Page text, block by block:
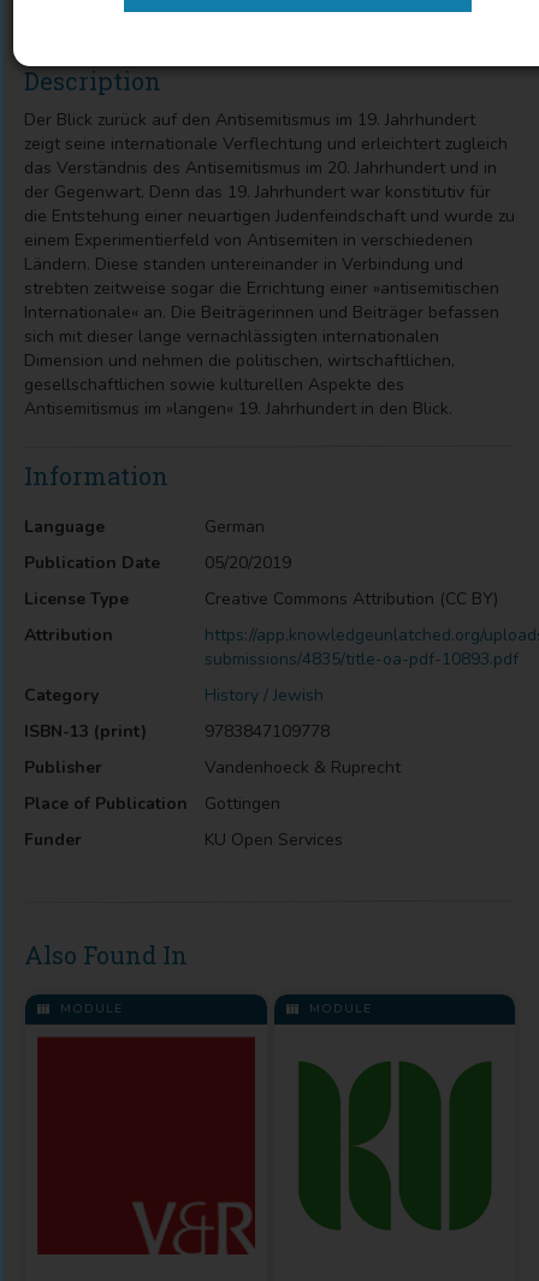
Description
Der Blick zurück auf den Antisemitismus im 19. Jahrhundert
zeigt seine internationale Verflechtung und erleichtert zugleich
das Verständnis des Antisemitismus im 20. Jahrhundert und in
der Gegenwart. Denn das 19. Jahrhundert war konstitutiv für
die Entstehung einer neuartigen Judenfeindschaft und wurde zu
einem Experimentierfeld von Antisemiten in verschiedenen
Ländern. Diese standen untereinander in Verbindung und
strebten zeitweise sogar die Errichtung einer »antisemitischen
Internationale« an. Die Beiträgerinnen und Beiträger befassen
sich mit dieser lange vernachlässigten internationalen
Dimension und nehmen die politischen, wirtschaftlichen,
gesellschaftlichen sowie kulturellen Aspekte des
Antisemitismus im »langen« 19. Jahrhundert in den Blick.
Information
Language
German
Publication Date
05/20/2019
License Type
Creative Commons Attribution (CC BY)
Attribution
https://app.knowledgeunlatched.org/
submissions/4835/title-oa-pdf-10893.pdf
Category
History / Jewish
ISBN-13 (print)
9783847109778
Publisher
Vandenhoeck & Ruprecht
Place of Publication
Gottingen
Funder
KU Open Services
Also Found In
MODULE MODULE